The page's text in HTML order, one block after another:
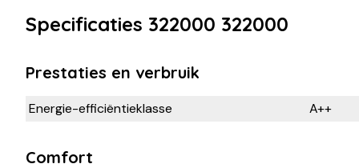
Specificaties 322000 322000
Prestaties en verbruik
Energie-efficiëntieklasse A++
Comfort